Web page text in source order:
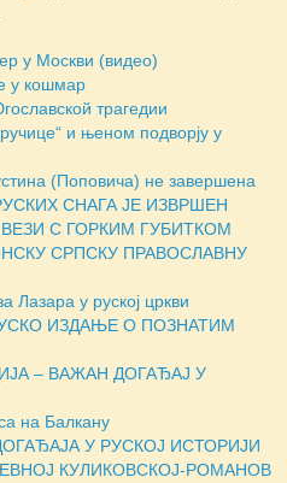
у Москви (видео)
у кошмар
трагедии
и њеном подворју у
(Поповича) не завершена
СНАГА ЈЕ ИЗВРШЕН
С ГОРКИМ ГУБИТКОМ
СРПСКУ ПРАВОСЛАВНУ
Лазара у руској цркви
ИЗДАЊЕ О ПОЗНАТИМ
– ВАЖАН ДОГАЂАЈ У
на Балкану
У РУСКОЈ ИСТОРИЈИ
КУЛИКОВСКОЈ-РОМАНОВ